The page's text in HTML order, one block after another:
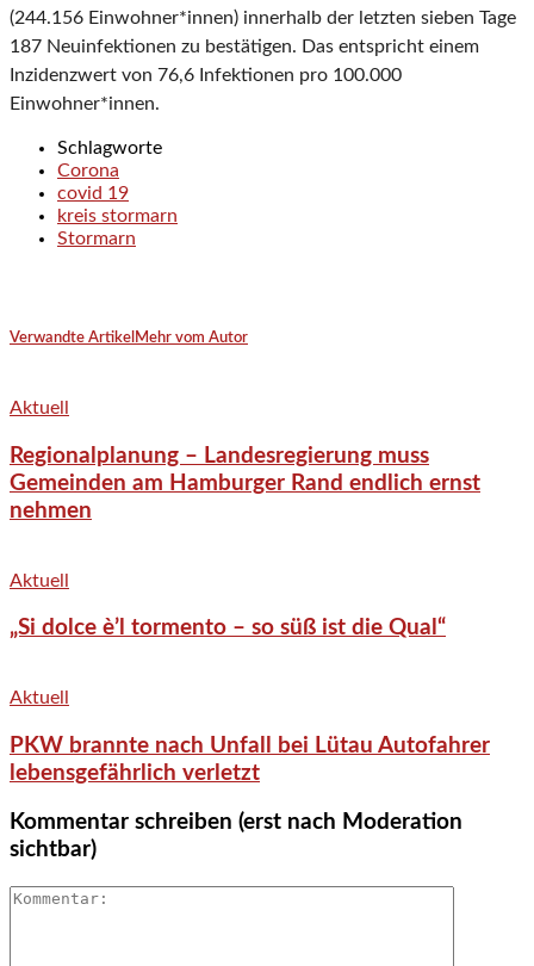
(244.156 Einwohner*innen) innerhalb der letzten sieben Tage
187 Neuinfektionen zu bestätigen. Das entspricht einem
Inzidenzwert von 76,6 Infektionen pro 100.000
Einwohner*innen.
Schlagworte
Corona
covid 19
kreis stormarn
Stormarn
Verwandte Artikel Mehr vom Autor
Aktuell
Regionalplanung – Landesregierung muss
Gemeinden am Hamburger Rand endlich ernst
nehmen
Aktuell
„Si dolce è’l tormento – so süß ist die Qual“
Aktuell
PKW brannte nach Unfall bei Lütau Autofahrer
lebensgefährlich verletzt
Kommentar schreiben (erst nach Moderation
sichtbar)